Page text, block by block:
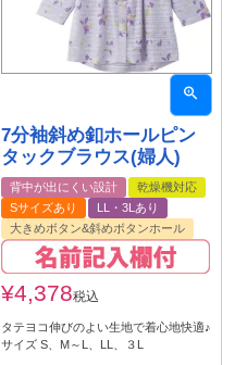
7分袖斜め釦ホールピン
タックブラウス(婦人)
背中が出にくい設計
乾燥機対応
Sサイズあり
LL・3Lあり
大きめボタン&斜めボタンホール
¥4,378税込
タテヨコ伸びのよい生地で着心地快適♪
サイズ S、M～L、LL、３L